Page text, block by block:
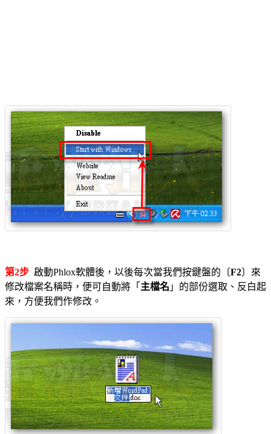
第2步 啟動Phlox軟體後，以後每次當我們按鍵盤的〔F2〕來
修改檔案名稱時，便可自動將「 主檔名 」的部份選取、反白起
來，方便我們作修改。